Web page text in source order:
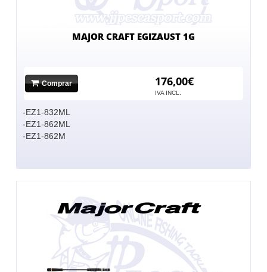
MAJOR CRAFT EGIZAUST 1G
Comprar 176,00€
IVA INCL.
-EZ1-832ML
-EZ1-862ML
-EZ1-862M